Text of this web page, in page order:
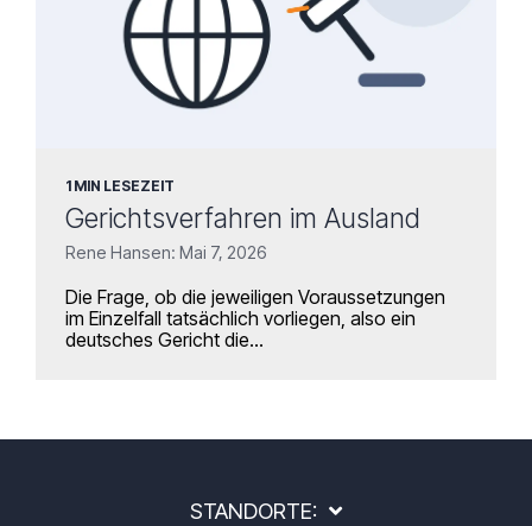
1 MIN LESEZEIT
Gerichtsverfahren im Ausland
Rene Hansen: Mai 7, 2026
Die Frage, ob die jeweiligen Voraussetzungen
im Einzelfall tatsächlich vorliegen, also ein
deutsches Gericht die...
STANDORTE: